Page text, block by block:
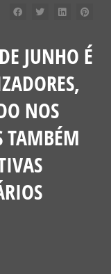
JUNHO É
NOS
TAMBÉM